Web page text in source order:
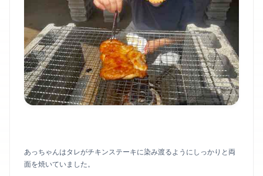
あっちゃんはタレがチキンステーキに染み渡るようにしっかりと両
面を焼いていました。